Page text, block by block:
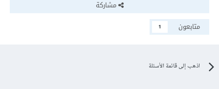
مشاركة
متابعون
1
اذهب إلى قائمة الأسئلة